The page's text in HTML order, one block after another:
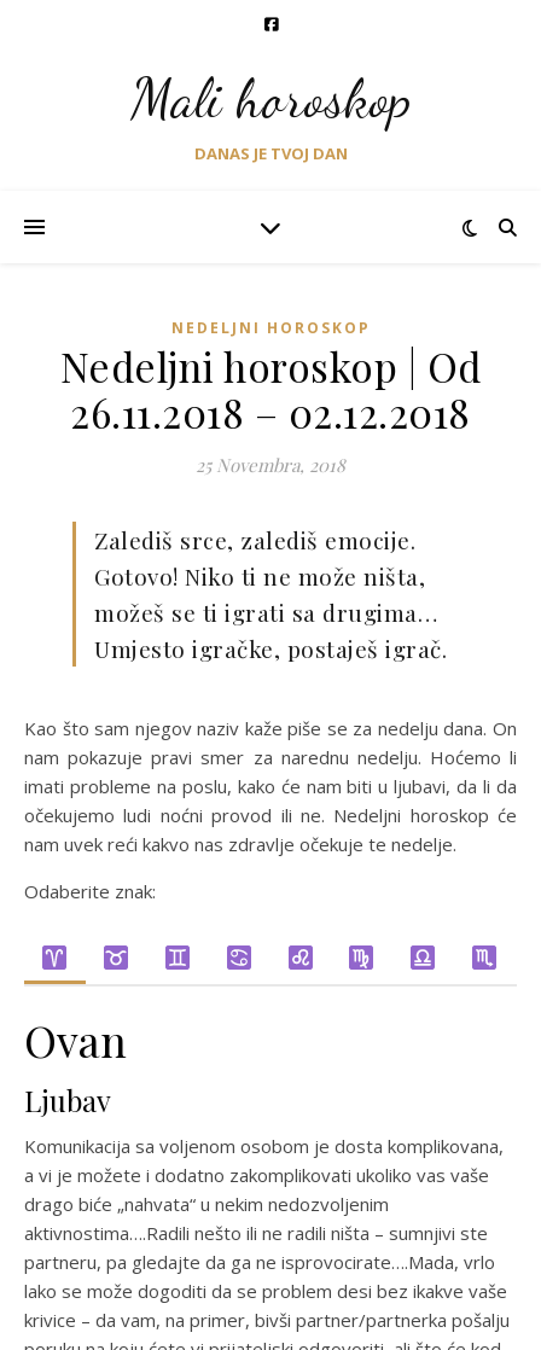
Mali horoskop
DANAS JE TVOJ DAN
NEDELJNI HOROSKOP
Nedeljni horoskop | Od
26.11.2018 – 02.12.2018
25 Novembra, 2018
Zalediš srce, zalediš emocije.
Gotovo! Niko ti ne može ništa,
možeš se ti igrati sa drugima…
Umjesto igračke, postaješ igrač.
Kao što sam njegov naziv kaže piše se za nedelju dana. On
nam pokazuje pravi smer za narednu nedelju. Hoćemo li
imati probleme na poslu, kako će nam biti u ljubavi, da li da
očekujemo ludi noćni provod ili ne. Nedeljni horoskop će
nam uvek reći kakvo nas zdravlje očekuje te nedelje.
Odaberite znak:
Ovan
Ljubav
Komunikacija sa voljenom osobom je dosta komplikovana,
a vi je možete i dodatno zakomplikovati ukoliko vas vaše
drago biće „nahvata“ u nekim nedozvoljenim
aktivnostima….Radili nešto ili ne radili ništa – sumnjivi ste
partneru, pa gledajte da ga ne isprovocirate….Mada, vrlo
lako se može dogoditi da se problem desi bez ikakve vaše
krivice – da vam, na primer, bivši partner/partnerka pošalju